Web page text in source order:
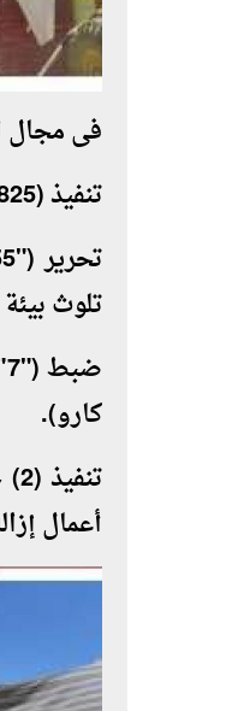
فى مجال
تنفيذ (825) قرار إزالة إدارية.
تلوث بيئة – "45" محضر بائع متجول – "2"
كارو).
أعمال